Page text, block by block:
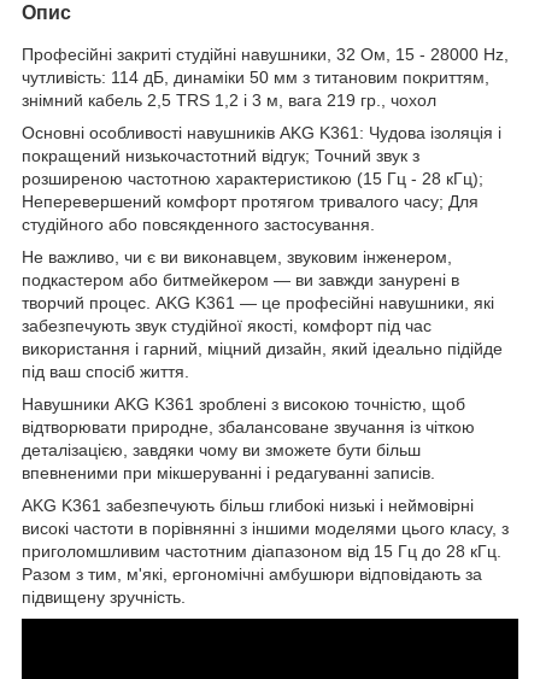
Опис
Професійні закриті студійні навушники, 32 Ом, 15 - 28000 Hz,
чутливість: 114 дБ, динаміки 50 мм з титановим покриттям,
знімний кабель 2,5 TRS 1,2 і 3 м, вага 219 гр., чохол
Основні особливості навушників AKG K361: Чудова ізоляція і
покращений низькочастотний відгук; Точний звук з
розширеною частотною характеристикою (15 Гц - 28 кГц);
Неперевершений комфорт протягом тривалого часу; Для
студійного або повсякденного застосування.
Не важливо, чи є ви виконавцем, звуковим інженером,
подкастером або битмейкером — ви завжди занурені в
творчий процес. AKG K361 — це професійні навушники, які
забезпечують звук студійної якості, комфорт під час
використання і гарний, міцний дизайн, який ідеально підійде
під ваш спосіб життя.
Навушники AKG K361 зроблені з високою точністю, щоб
відтворювати природне, збалансоване звучання із чіткою
деталізацією, завдяки чому ви зможете бути більш
впевненими при мікшеруванні і редагуванні записів.
AKG K361 забезпечують більш глибокі низькі і неймовірні
високі частоти в порівнянні з іншими моделями цього класу, з
приголомшливим частотним діапазоном від 15 Гц до 28 кГц.
Разом з тим, м'які, ергономічні амбушюри відповідають за
підвищену зручність.